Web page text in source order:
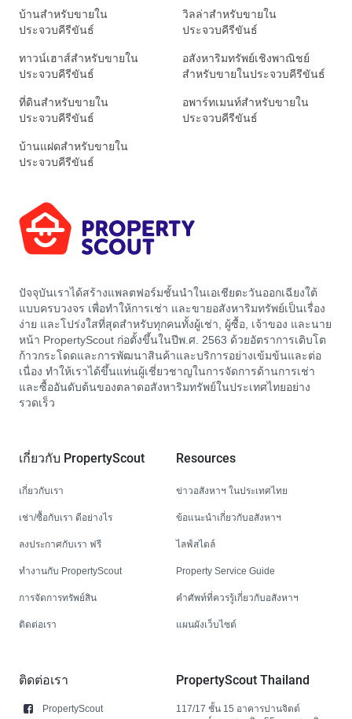
บ้านสำหรับขายใน
ประจวบคีรีขันธ์
วิลล่าสำหรับขายใน
ประจวบคีรีขันธ์
ทาวน์เฮาส์สำหรับขายใน
ประจวบคีรีขันธ์
อสังหาริมทรัพย์เชิงพาณิชย์
สำหรับขายในประจวบคีรีขันธ์
ที่ดินสำหรับขายใน
ประจวบคีรีขันธ์
อพาร์ทเมนท์สำหรับขายใน
ประจวบคีรีขันธ์
บ้านแฝดสำหรับขายใน
ประจวบคีรีขันธ์
ปัจจุบันเราได้สร้างแพลตฟอร์มชั้นนำในเอเชียตะวันออกเฉียงใต้
แบบครบวงจร เพื่อทำให้การเช่า และขายอสังหาริมทรัพย์เป็นเรื่อง
ง่าย และโปร่งใสที่สุดสำหรับทุกคนทั้งผู้เช่า, ผู้ซื้อ, เจ้าของ และนาย
หน้า PropertyScout ก่อตั้งขึ้นในปีพ.ศ. 2563 ด้วยอัตราการเติบโต
ก้าวกระโดดและการพัฒนาสินค้าและบริการอย่างเข้มข้นและต่อ
เนื่อง ทำให้เราได้ขึ้นแท่นผู้เชี่ยวชาญในการจัดการด้านการเช่า
และซื้ออันดับต้นของตลาดอสังหาริมทรัพย์ในประเทศไทยอย่าง
รวดเร็ว
เกี่ยวกับ PropertyScout
เกี่ยวกับเรา
เช่า/ซื้อกับเรา ดีอย่างไร
ลงประกาศกับเรา ฟรี
ทำงานกับ PropertyScout
การจัดการทรัพย์สิน
ติดต่อเรา
Resources
ข่าวอสังหาฯ ในประเทศไทย
ข้อแนะนำเกี่ยวกับอสังหาฯ
ไลฟ์สไตล์
Property Service Guide
คำศัพท์ที่ควรรู้เกี่ยวกับอสังหาฯ
แผนผังเว็บไซต์
ติดต่อเรา
PropertyScout
PropertyScout Thailand
117/17 ชั้น 15 อาคารปานจิตต์